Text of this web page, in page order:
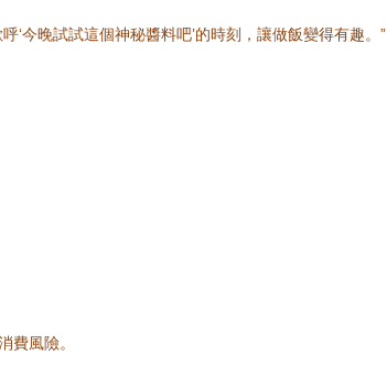
今晚試試這個神秘醬料吧’的時刻，讓做飯變得有趣。”
費風險。